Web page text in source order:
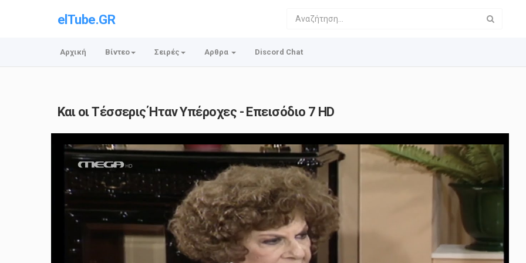
elTube.GR
Αρχική Βίντεο Σειρές Αρθρα Discord Chat
Και οι Τέσσερις Ήταν Υπέροχες - Επεισόδιο 7 HD